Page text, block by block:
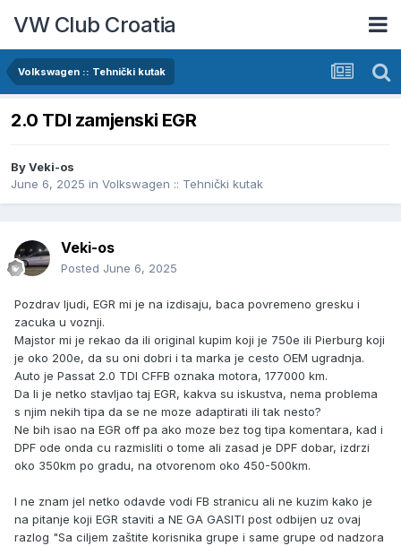
VW Club Croatia
Volkswagen :: Tehnički kutak
2.0 TDI zamjenski EGR
ByVeki-os
June 6, 2025 in Volkswagen :: Tehnički kutak
Veki-os
Posted June 6, 2025
Pozdrav ljudi, EGR mi je na izdisaju, baca povremeno gresku i
zacuka u voznji.
Majstor mi je rekao da ili original kupim koji je 750e ili Pierburg koji
je oko 200e, da su oni dobri i ta marka je cesto OEM ugradnja.
Auto je Passat 2.0 TDI CFFB oznaka motora, 177000 km.
Da li je netko stavljao taj EGR, kakva su iskustva, nema problema
s njim nekih tipa da se ne moze adaptirati ili tak nesto?
Ne bih isao na EGR off pa ako moze bez tog tipa komentara, kad i
DPF ode onda cu razmisliti o tome ali zasad je DPF dobar, izdrzi
oko 350km po gradu, na otvorenom oko 450-500km.
I ne znam jel netko odavde vodi FB stranicu ali ne kuzim kako je
na pitanje koji EGR staviti a NE GA GASITI post odbijen uz ovaj
razlog "Sa ciljem zaštite korisnika grupe i same grupe od nadzora